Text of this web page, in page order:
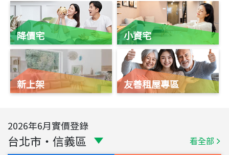
降價宅
新上架
小資宅
友善租屋專區
2026年6月實價登錄
台北市 ・ 信義區 看全部